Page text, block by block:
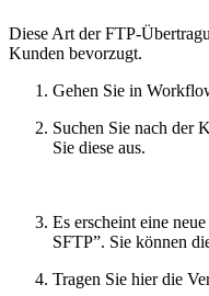
Diese Art der FTP-
Kunden bevorzugt.
Gehen Sie in
Suchen Sie nach der
Sie diese aus.
Es erscheint eine
SFTP”. Sie können
Tragen Sie hier die